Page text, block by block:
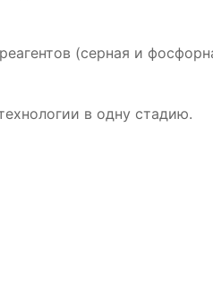
(серная и
в одну стадию.